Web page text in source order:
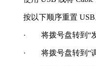
按以下顺序重置 USB
· 将拨号盘转到“发
· 将拨号盘转到“调